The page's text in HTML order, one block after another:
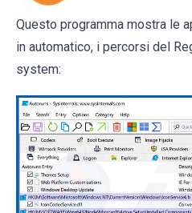
Questo programma mostra le
in automatico, i percorsi del
system: